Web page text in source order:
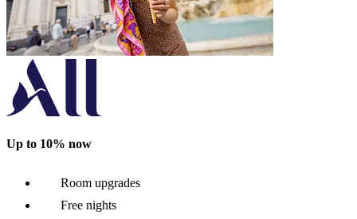
Up to 10% now
Room upgrades
Free nights